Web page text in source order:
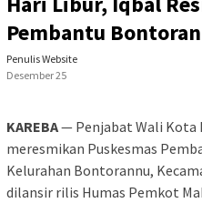
Pembantu
Penulis Website
Desember 25
KAREBA— Penjabat Wali Kota
meresmikan Puskesmas
Kelurahan Bontorannu,
dilansir rilis Humas Pemkot